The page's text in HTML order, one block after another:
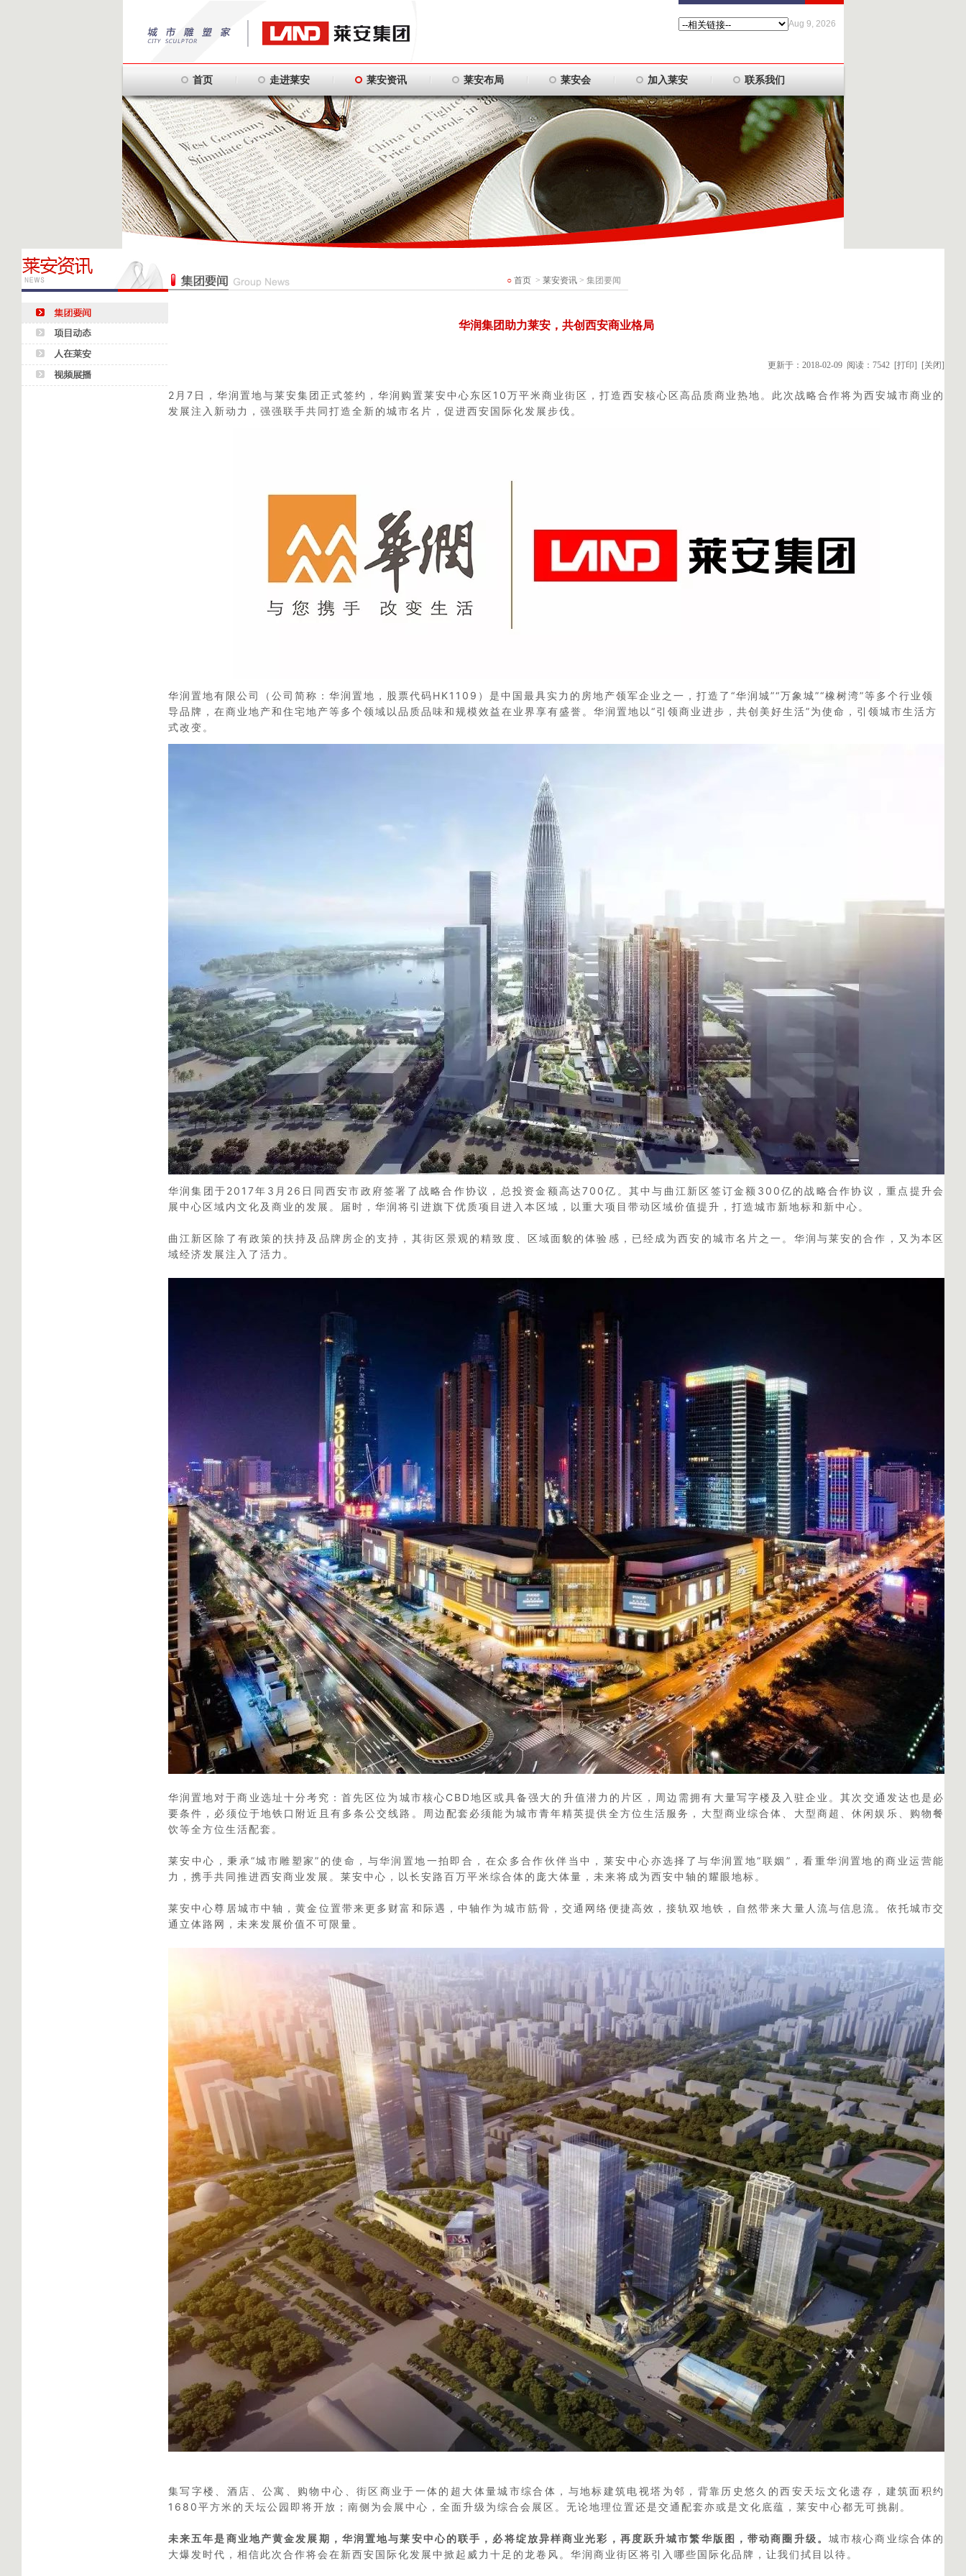
Aug 9, 2026
首页 走进莱安 莱安资讯 莱安布局 莱安会 加入莱安 联系我们
○ 首页 > 莱安资讯 > 集团要闻
华润集团助力莱安，共创西安商业格局
更新于：2018-02-09 阅读：7542 [打印] [关闭]
2月7日，华润置地与莱安集团正式签约，华润购置莱安中心东区10万平米商业街区，打造西安核心区高品质商业热地。此次战略合作将为西安城市商业的
发展注入新动力，强强联手共同打造全新的城市名片，促进西安国际化发展步伐。
华润置地有限公司（公司简称：华润置地，股票代码HK1109）是中国最具实力的房地产领军企业之一，打造了“华润城”“万象城”“橡树湾”等多个行业领
导品牌，在商业地产和住宅地产等多个领域以品质品味和规模效益在业界享有盛誉。华润置地以“引领商业进步，共创美好生活”为使命，引领城市生活方
式改变。
华润集团于2017年3月26日同西安市政府签署了战略合作协议，总投资金额高达700亿。其中与曲江新区签订金额300亿的战略合作协议，重点提升会
展中心区域内文化及商业的发展。届时，华润将引进旗下优质项目进入本区域，以重大项目带动区域价值提升，打造城市新地标和新中心。
曲江新区除了有政策的扶持及品牌房企的支持，其街区景观的精致度、区域面貌的体验感，已经成为西安的城市名片之一。华润与莱安的合作，又为本区
域经济发展注入了活力。
华润置地对于商业选址十分考究：首先区位为城市核心CBD地区或具备强大的升值潜力的片区，周边需拥有大量写字楼及入驻企业。其次交通发达也是必
要条件，必须位于地铁口附近且有多条公交线路。周边配套必须能为城市青年精英提供全方位生活服务，大型商业综合体、大型商超、休闲娱乐、购物餐
饮等全方位生活配套。
莱安中心，秉承“城市雕塑家”的使命，与华润置地一拍即合，在众多合作伙伴当中，莱安中心亦选择了与华润置地“联姻”，看重华润置地的商业运营能
力，携手共同推进西安商业发展。莱安中心，以长安路百万平米综合体的庞大体量，未来将成为西安中轴的耀眼地标。
莱安中心尊居城市中轴，黄金位置带来更多财富和际遇，中轴作为城市筋骨，交通网络便捷高效，接轨双地铁，自然带来大量人流与信息流。依托城市交
通立体路网，未来发展价值不可限量。
集写字楼、酒店、公寓、购物中心、街区商业于一体的超大体量城市综合体，与地标建筑电视塔为邻，背靠历史悠久的西安天坛文化遗存，建筑面积约
1680平方米的天坛公园即将开放；南侧为会展中心，全面升级为综合会展区。无论地理位置还是交通配套亦或是文化底蕴，莱安中心都无可挑剔。
未来五年是商业地产黄金发展期，华润置地与莱安中心的联手，必将绽放异样商业光彩，再度跃升城市繁华版图，带动商圈升级。 城市核心商业综合体的
大爆发时代，相信此次合作将会在新西安国际化发展中掀起威力十足的龙卷风。华润商业街区将引入哪些国际化品牌，让我们拭目以待。